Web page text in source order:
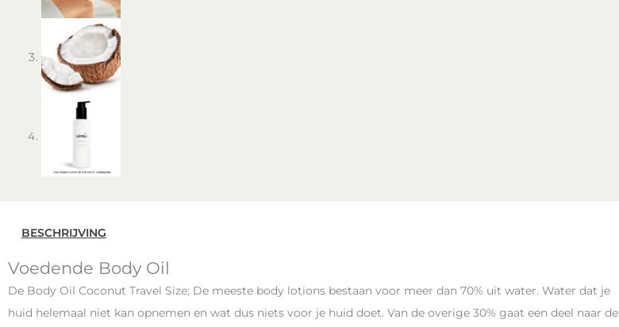
BESCHRIJVING
Voedende Body Oil
De Body Oil Coconut Travel Size; De meeste body lotions bestaan voor meer dan 70% uit water. Water dat je
huid helemaal niet kan opnemen en wat dus niets voor je huid doet. Van de overige 30% gaat een deel naar de